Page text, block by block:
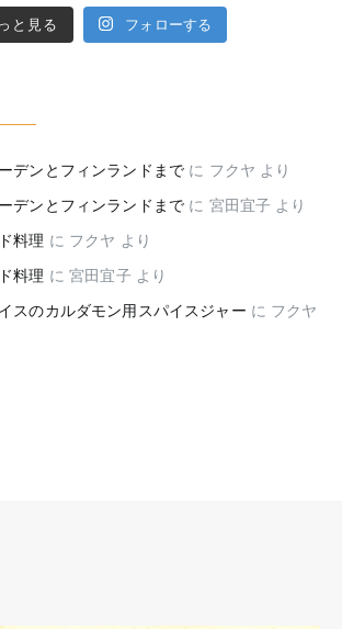
と見る フォローする
デンとフィンランドまで に フクヤ より
デンとフィンランドまで に 宮田宜子 より
料理 に フクヤ より
料理 に宮田宜子 より
スのカルダモン用スパイスジャー に フクヤ